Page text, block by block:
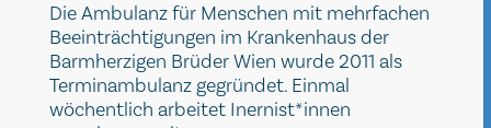
Die Ambulanz für Menschen mit mehrfachen
Beeinträchtigungen im Krankenhaus der
Barmherzigen Brüder Wien wurde 2011 als
Terminambulanz gegründet. Einmal
wöchentlich arbeitet Inernist*innen